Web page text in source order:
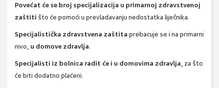
Povećat će se broj specijalizacija u primarnoj zdravstvenoj
zaštiti što će pomoći u prevladavanju nedostatka liječnika.
Specijalistička zdravstvena zaštita prebacuje se i na primarni
nivo, u domove zdravlja.
Specijalisti iz bolnica radit će i u domovima zdravlja, za što
će biti dodatno plaćeni.